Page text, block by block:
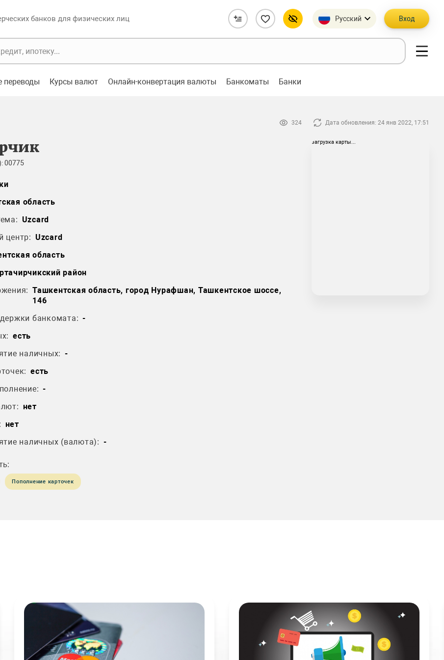
банков для физических лиц Русский Вход
переводы Курсы валют Онлайн-конвертация валюты Банкоматы Банки
324 Дата обновления: 24 янв 2022, 17:51
00775
область
Uzcard
центр: Uzcard
область
район
Ташкентская область, город Нурафшан, Ташкентское шоссе,
146
банкомата: -
есть
наличных: -
есть
-
нет
нет
наличных (валюта): -
Пополнение карточек
загрузка карты...